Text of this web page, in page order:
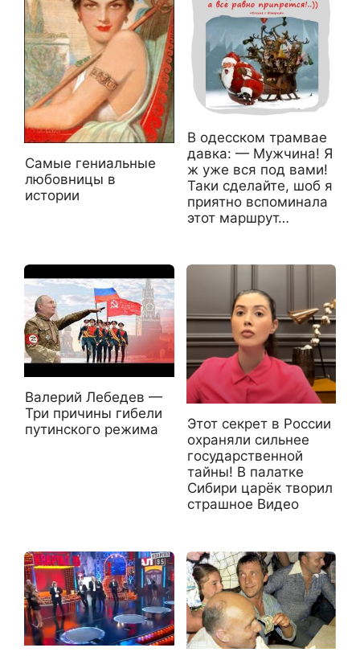
Самые гениальные
любовницы в
истории
В одесском трамвае
давка: — Мужчина! Я
ж уже вся под вами!
Таки сделайте, шоб я
приятно вспоминала
этот маршрут…
Валерий Лебедев —
Три причины гибели
путинского режима
Этот секрет в России
охраняли сильнее
государственной
тайны! В палатке
Сибири царёк творил
страшное Видео